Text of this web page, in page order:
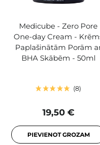
Medicube - Zero Pore
One-day Cream -
Paplašinātām Porām
BHA Skābēm - 50ml
8
19,50 €
PIEVIENOT GROZAM